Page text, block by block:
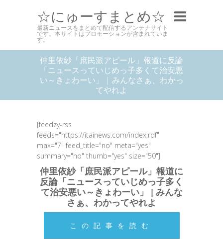
☆にゅーすまとめ☆
最新ニュースをまとめて配信するアンテナサイト
です。本サイトはプロモーションが含まれていま
す。
仲里依紗「庶民派アピール」報道に反論
「ニュースっていじめっ子多くて治安悪
い～きょわーい」 | みんなさぁ、わかっ
てやれよ
[feedzy-rss
feeds="https://itainews.com/index.rdf"
max="7" feed_title="no" meta="yes"
summary="no" thumb="yes" size="50"]
仲里依紗「庶民派アピール」報道に
反論「ニュースっていじめっ子多く
て治安悪い～きょわーい」 | みんな
さぁ、わかってやれよ
この記事を読む